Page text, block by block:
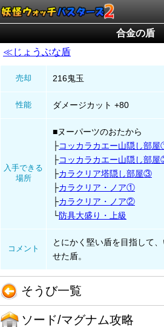
合金の盾
≪じょうぶな盾
売却 216鬼玉
性能 ダメージカット +80
入手できる
場所
■ヌーパーツのおたから
コッカラカエー山隠し部
コッカラカエー山隠し部
カラクリア塔隠し部屋③
カラクリア・ノア①
カラクリア・ノア②
防具大盛り・上級
コメント
とにかく堅い盾を目指して
せた盾。
そうび一覧
ソード/マグナム攻略